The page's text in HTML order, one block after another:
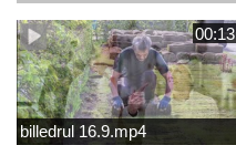
00:13
billedrul 16.9.mp4